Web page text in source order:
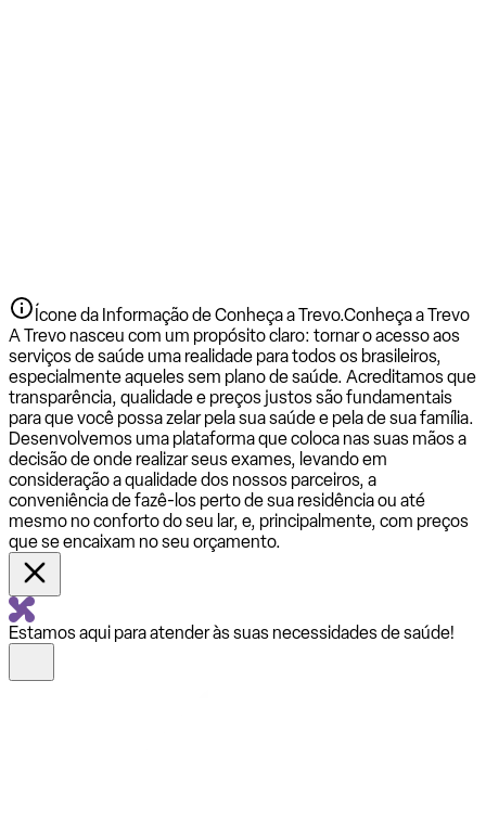
Ícone da Informação de Conheça a Trevo.Conheça a Trevo
A Trevo nasceu com um propósito claro: tornar o acesso aos
serviços de saúde uma realidade para todos os brasileiros,
especialmente aqueles sem plano de saúde. Acreditamos que
transparência, qualidade e preços justos são fundamentais
para que você possa zelar pela sua saúde e pela de sua família.
Desenvolvemos uma plataforma que coloca nas suas mãos a
decisão de onde realizar seus exames, levando em
consideração a qualidade dos nossos parceiros, a
conveniência de fazê-los perto de sua residência ou até
mesmo no conforto do seu lar, e, principalmente, com preços
que se encaixam no seu orçamento.
Estamos aqui para atender às suas necessidades de saúde!